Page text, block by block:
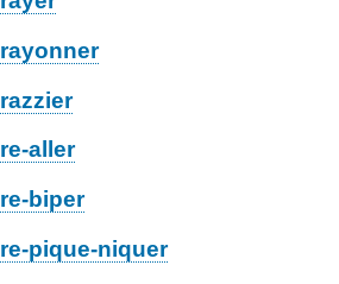
aller
biper
pique-niquer